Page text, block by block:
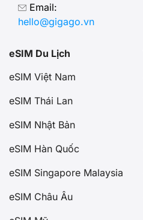
Email:
hello@gigago.vn
eSIM Du Lịch
eSIM Việt Nam
eSIM Thái Lan
eSIM Nhật Bản
eSIM Hàn Quốc
eSIM Singapore Malaysia
eSIM Châu Âu